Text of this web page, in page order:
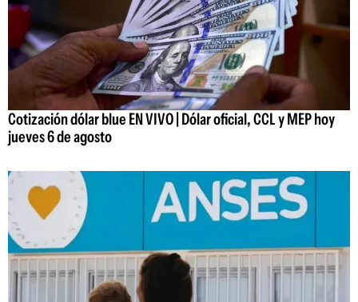
Cotización dólar blue EN VIVO | Dólar oficial, CCL y MEP hoy
jueves 6 de agosto